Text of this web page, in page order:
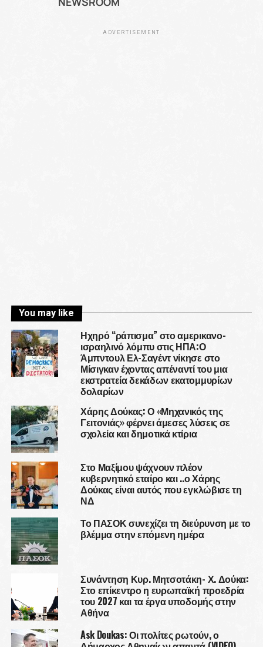
ADVERTISEMENT
You may like
Ηχηρό “ράπισμα” στο αμερικανο-
ισραηλινό λόμπυ στις ΗΠΑ:Ο
Άμπντουλ Ελ-Σαγέντ νίκησε στο
Μίσιγκαν έχοντας απέναντί του μια
εκστρατεία δεκάδων εκατομμυρίων
δολαρίων
Χάρης Δούκας: Ο «Μηχανικός της
Γειτονιάς» φέρνει άμεσες λύσεις σε
σχολεία και δημοτικά κτίρια
Στο Μαξίμου ψάχνουν πλέον
κυβερνητικό εταίρο και ..ο Χάρης
Δούκας είναι αυτός που εγκλώβισε τη
ΝΔ
Το ΠΑΣΟΚ συνεχίζει τη διεύρυνση με το
βλέμμα στην επόμενη ημέρα
Συνάντηση Κυρ. Μητσοτάκη- Χ. Δούκα:
Στο επίκεντρο η ευρωπαϊκή προεδρία
του 2027 και τα έργα υποδομής στην
Αθήνα
Ask Doukas: Οι πολίτες ρωτούν, ο